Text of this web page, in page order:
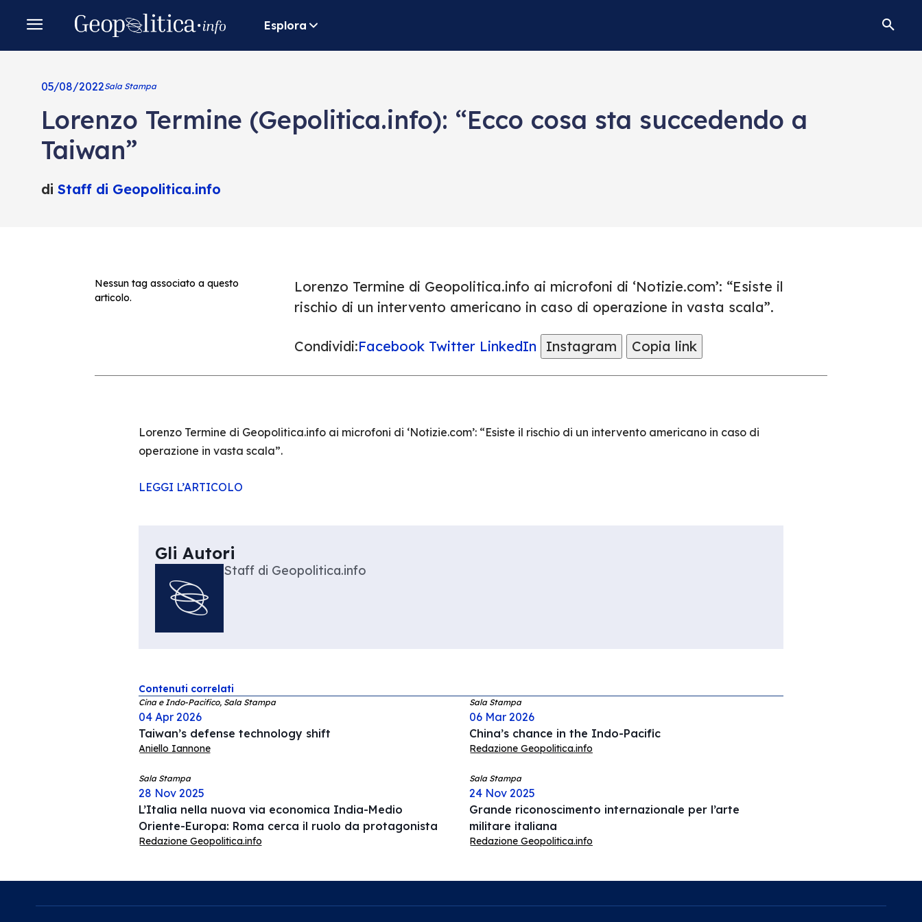
Esplora
05/08/2022Sala Stampa
Lorenzo Termine (Gepolitica.info): “Ecco cosa sta succedendo a
Taiwan”
di Staff di Geopolitica.info
Nessun tag associato a questo
articolo.
Lorenzo Termine di Geopolitica.info ai microfoni di ‘Notizie.com’: “Esiste il
rischio di un intervento americano in caso di operazione in vasta scala”.
Condividi:Facebook Twitter LinkedIn Instagram Copia link
Lorenzo Termine di Geopolitica.info ai microfoni di ‘Notizie.com’: “Esiste il rischio di un intervento americano in caso di
operazione in vasta scala”.
LEGGI L’ARTICOLO
Gli Autori
Staff di Geopolitica.info
Contenuti correlati
Cina e Indo-Pacifico, Sala Stampa
04 Apr 2026
Taiwan’s defense technology shift
Aniello Iannone
Sala Stampa
06 Mar 2026
China’s chance in the Indo-Pacific
Redazione Geopolitica.info
Sala Stampa
28 Nov 2025
L’Italia nella nuova via economica India-Medio
Oriente-Europa: Roma cerca il ruolo da protagonista
Redazione Geopolitica.info
Sala Stampa
24 Nov 2025
Grande riconoscimento internazionale per l’arte
militare italiana
Redazione Geopolitica.info